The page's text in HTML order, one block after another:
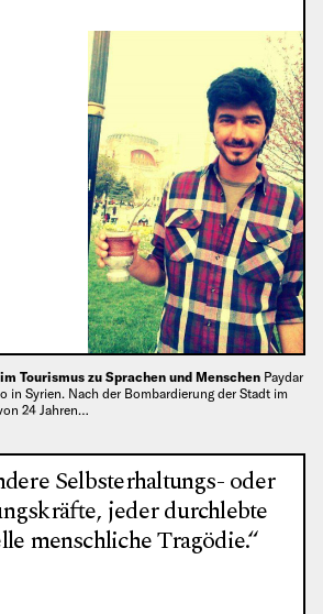
Tourismus zu Sprachen und Menschen Paydar
in Syrien. Nach der Bombardierung der Stadt im
24 Jahren…
Selbsterhaltungs- oder
jeder durchlebte
menschliche Tragödie.“